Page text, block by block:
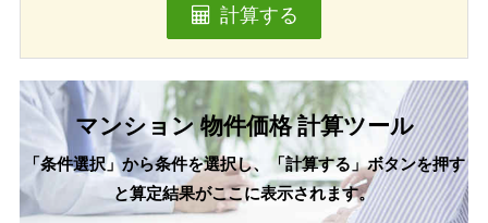
計算する
マンション 物件価格 計算ツール
「条件選択」から条件を選択し、「計算する」ボタンを押す
と算定結果がここに表示されます。